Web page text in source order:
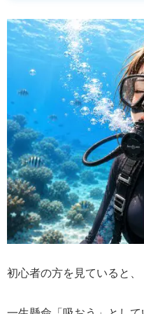
初心者の方を見ていると、